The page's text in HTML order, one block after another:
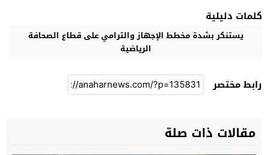
كلمات دليلية
يستنكر بشدة مخطط الإجهاز والترامي على قطاع الصحافة
الرياضية
رابط مختصر
مقالات ذات صلة